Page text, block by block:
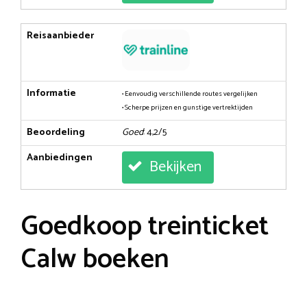
Reisaanbieder
Informatie
• Eenvoudig verschillende routes vergelijken
• Scherpe prijzen en gunstige vertrektijden
Beoordeling Goed: 4,2/5
Aanbiedingen
Bekijken
Goedkoop treinticket
Calw boeken